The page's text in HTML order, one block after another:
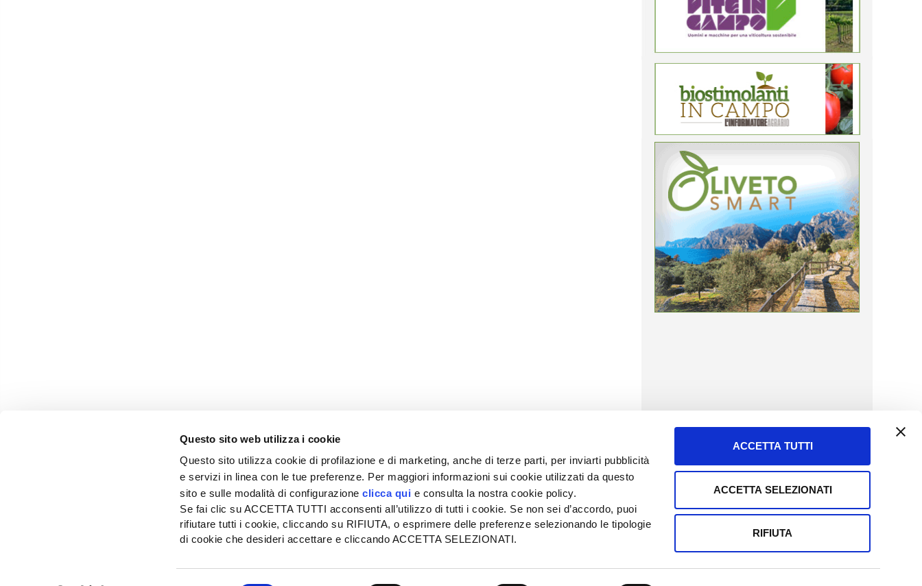
Questo sito web utilizza i cookie
Questo sito utilizza cookie di profilazione e di marketing, anche di terze parti, per inviarti pubblicità
e servizi in linea con le tue preferenze. Per maggiori informazioni sui cookie utilizzati da questo
sito e sulle modalità di configurazioneclicca qui e consulta la nostra cookie policy.
Se fai clic su ACCETTA TUTTI acconsenti all’utilizzo di tutti i cookie. Se non sei d’accordo, puoi
rifiutare tutti i cookie, cliccando su RIFIUTA, o esprimere delle preferenze selezionando le tipologie
di cookie che desideri accettare e cliccando ACCETTA SELEZIONATI.
ACCETTA TUTTI
ACCETTA SELEZIONATI
RIFIUTA
EDIZIONI L'INFORMATORE AGRARIO Srl
SEDE
Tel + 39.045.8057511
info@informatoreagrario.it
PUBBLICITÀ
Tel + 39.045.8057523
pubblicita@informatoreagrario.it
Tel + 39.045.8009480
clienti@informatoreagrario.it